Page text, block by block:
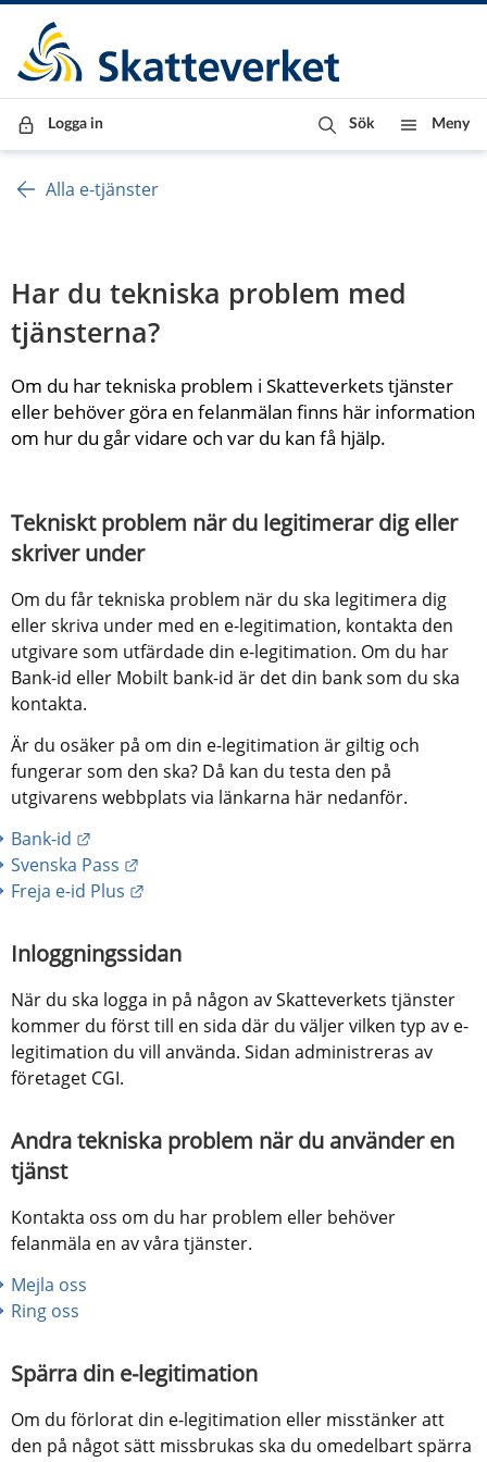
Till innehåll
Till navigationen
Till chattrobot
Logga in Sök Meny
Alla e-tjänster
Har du tekniska problem med
tjänsterna?
Om du har tekniska problem i Skatteverkets tjänster
eller behöver göra en felanmälan finns här information
om hur du går vidare och var du kan få hjälp.
Tekniskt problem när du legitimerar dig eller
skriver under
Om du får tekniska problem när du ska legitimera dig
eller skriva under med en e-legitimation, kontakta den
utgivare som utfärdade din e-legitimation. Om du har
Bank-id eller Mobilt bank-id är det din bank som du ska
kontakta.
Är du osäker på om din e-legitimation är giltig och
fungerar som den ska? Då kan du testa den på
utgivarens webbplats via länkarna här nedanför.
Bank-id
Svenska Pass
Freja e-id Plus
Inloggningssidan
När du ska logga in på någon av Skatteverkets tjänster
kommer du först till en sida där du väljer vilken typ av e-
legitimation du vill använda. Sidan administreras av
företaget CGI.
Andra tekniska problem när du använder en
tjänst
Kontakta oss om du har problem eller behöver
felanmäla en av våra tjänster.
Mejla oss
Ring oss
Spärra din e-legitimation
Om du förlorat din e-legitimation eller misstänker att
den på något sätt missbrukas ska du omedelbart spärra